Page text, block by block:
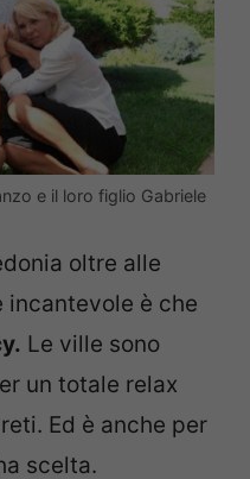
e il loro figlio Gabriele
oltre alle
incantevole è che
Le ville sono
un totale relax
Ed è anche per
scelta.